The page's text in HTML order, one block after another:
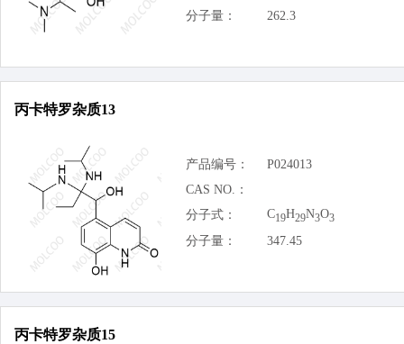
分子量： 262.3
丙卡特罗杂质13
产品编号：
P024013
CAS NO.：
分子式：
C19H29N3O3
分子量： 347.45
丙卡特罗杂质15